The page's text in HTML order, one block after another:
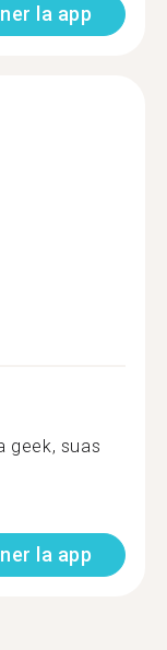
la app
geek, suas
la app